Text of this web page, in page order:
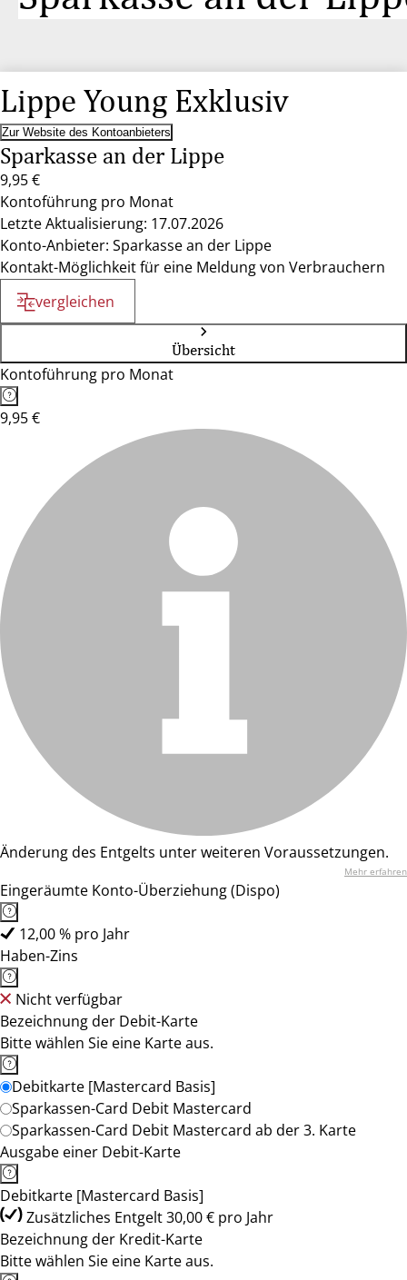
Lippe Young Exklusiv
Zur Website des Kontoanbieters
Sparkasse an der Lippe
9,95 €
Kontoführung pro Monat
Letzte Aktualisierung: 17.07.2026
Konto-Anbieter: Sparkasse an der Lippe
Kontakt-Möglichkeit für eine Meldung von Verbrauchern
vergleichen
Übersicht
Kontoführung pro Monat
9,95 €
Änderung des Entgelts unter weiteren Voraussetzungen.
Mehr erfahren
Eingeräumte Konto-Überziehung (Dispo)
12,00 % pro Jahr
Haben-Zins
Nicht verfügbar
Bezeichnung der Debit-Karte
Bitte wählen Sie eine Karte aus.
Debitkarte [Mastercard Basis]
Sparkassen-Card Debit Mastercard
Sparkassen-Card Debit Mastercard ab der 3. Karte
Ausgabe einer Debit-Karte
Debitkarte [Mastercard Basis]
Zusätzliches Entgelt 30,00 € pro Jahr
Bezeichnung der Kredit-Karte
Bitte wählen Sie eine Karte aus.